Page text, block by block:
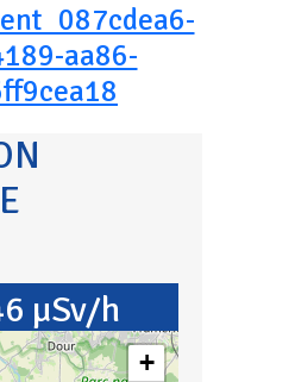
aa86-
µSv/h
+